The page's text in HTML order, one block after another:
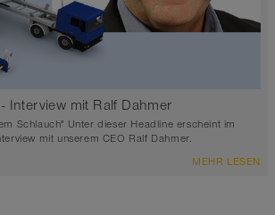
Interview mit Ralf Dahmer
Schlauch" Unter dieser Headline erscheint im
mit unserem CEO Ralf Dahmer.
MEHR LESEN